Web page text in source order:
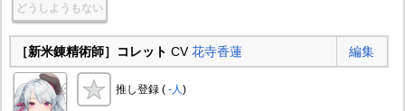
どうしようもない
［新米錬精術師］コレット CV花寺香蓮 編集
推し登録 ( -人)